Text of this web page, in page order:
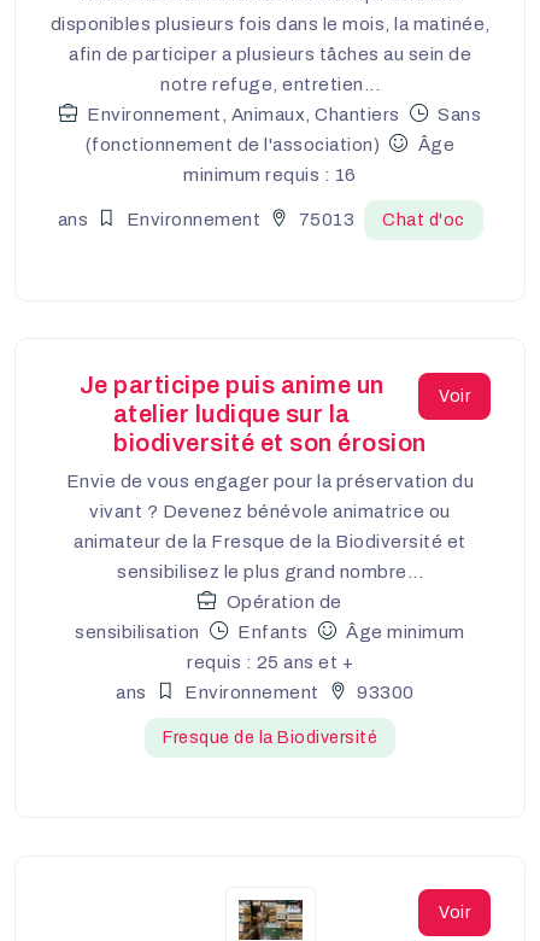
disponibles plusieurs fois dans le mois, la matinée,
afin de participer a plusieurs tâches au sein de
notre refuge, entretien...
Environnement, Animaux, Chantiers
Sans
(fonctionnement de l'association)
Âge
minimum requis : 16
ans Environnement 75013 Chat d'oc
Voir
Je participe puis anime un
atelier ludique sur la
biodiversité et son érosion
Envie de vous engager pour la préservation du
vivant ? Devenez bénévole animatrice ou
animateur de la Fresque de la Biodiversité et
sensibilisez le plus grand nombre...
Opération de
sensibilisation
Enfants
Âge minimum
requis : 25 ans et +
ans
Environnement 93300
Fresque de la Biodiversité
Voir